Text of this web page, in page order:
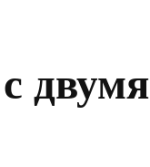
двумя